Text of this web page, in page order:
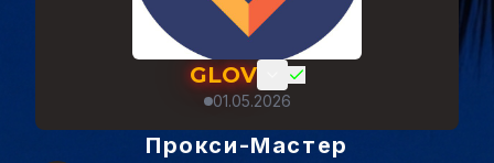
GLOV
01.05.2026
Прокси-Мастер